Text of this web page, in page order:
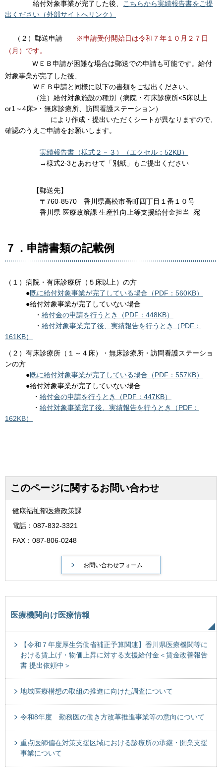
給付対象事業が完了した後、
こちらから実績報告書をご提
出ください（外部サイトへリンク）
（２）郵送申請
※申請受付開始日は令和７年１０月２７日
（月）です。
ＷＥＢ申請が困難な場合は郵送での申請も可能です。給付
対象事業が完了した後、
ＷＥＢ申請と同様に以下の書類をご提出ください。
（注）給付対象施設の種別（病院・有床診療所<5床以上
or1～4床>・無床診療所、訪問看護ステーション）
により作成・提出いただくシートが異なりますので、
確認のうえご申請をお願いします。
実績報告書（様式２－３）（エクセル：52KB）
→様式2-3とあわせて「別紙」もご提出ください
【郵送先】
〒760-8570 香川県高松市番町四丁目１番１０号
香川県 医療政策課 生産性向上等支援給付金担当 宛
７．申請書類の記載例
（１）病院・有床診療所（５床以上）の方
●既に給付対象事業が完了している場合（PDF：560KB）
●給付対象事業が完了していない場合
・ 給付金の申請を行うとき（PDF：448KB）
・ 給付対象事業完了後、実績報告を行うとき（PDF：
161KB）
（２）有床診療所（１～４床）・無床診療所・訪問看護ステーショ
ンの方
●既に給付対象事業が完了している場合（PDF：557KB）
●給付対象事業が完了していない場合
・ 給付金の申請を行うとき（PDF：447KB）
・ 給付対象事業完了後、実績報告を行うとき（PDF：
162KB）
このページに関するお問い合わせ
健康福祉部医療政策課
電話：087-832-3321
FAX：087-806-0248
医療機関向け医療情報
【令和７年度厚生労働省補正予算関連】香川県医療機関等に
おける賃上げ・物価上昇に対する支援給付金＜賃金改善報告
書 提出依頼中＞
地域医療構想の取組の推進に向けた調査について
令和8年度 勤務医の働き方改革推進事業等の意向について
重点医師偏在対策支援区域における診療所の承継・開業支援
事業について